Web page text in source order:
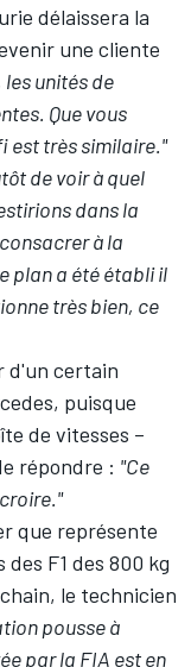
délaissera la
une cliente
les unités de
Que vous
est très similaire."
de voir à quel
dans la
à la
plan a été établi il
très bien, ce
d'un certain
puisque
de vitesses –
répondre : "Ce
que représente
F1 des 800 kg
le technicien
pousse à
par la FIA est en